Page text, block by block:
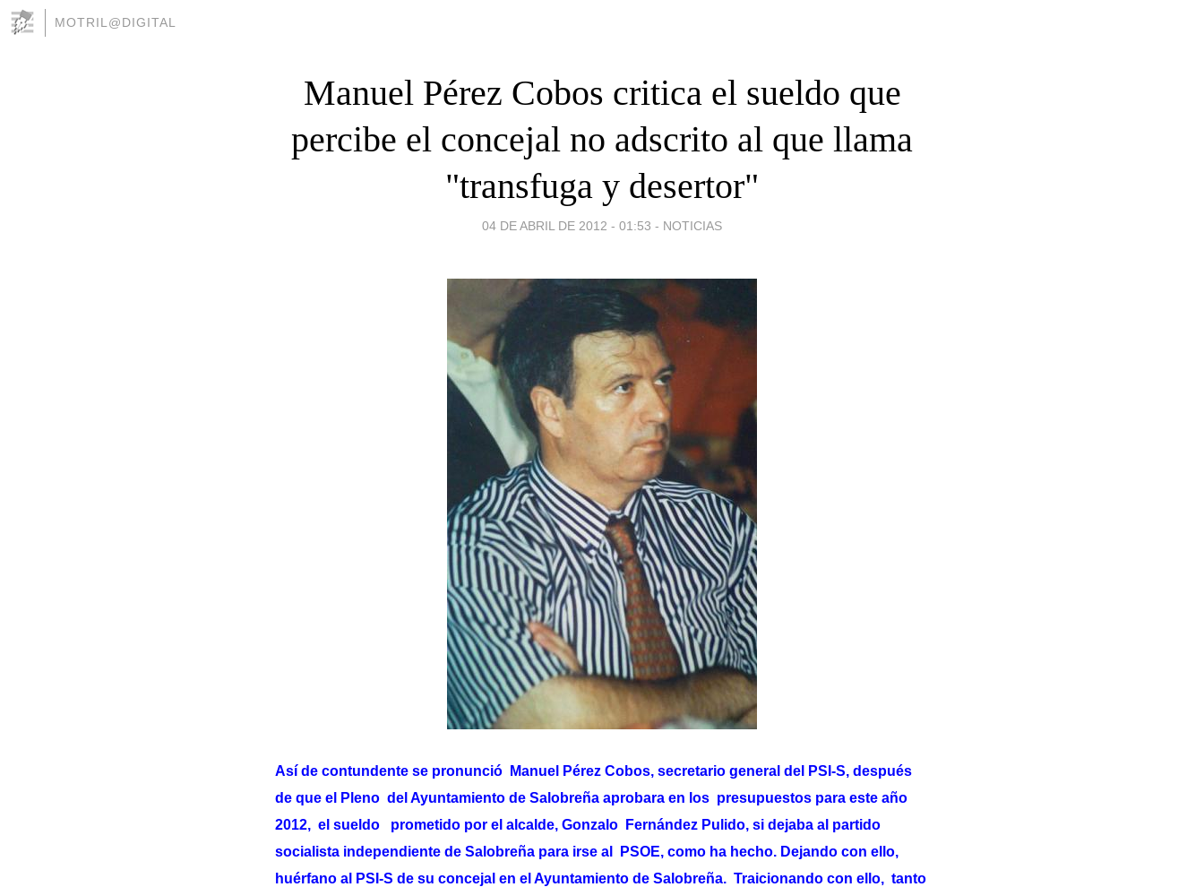
MOTRIL@DIGITAL
Manuel Pérez Cobos critica el sueldo que
percibe el concejal no adscrito al que llama
"transfuga y desertor"
04 DE ABRIL DE 2012 - 01:53 - NOTICIAS
Así de contundente se pronunció Manuel Pérez Cobos, secretario general del PSI-S, después
de que el Pleno del Ayuntamiento de Salobreña aprobara en los presupuestos para este año
2012, el sueldo prometido por el alcalde, Gonzalo Fernández Pulido, si dejaba al partido
socialista independiente de Salobreña para irse al PSOE, como ha hecho. Dejando con ello,
huérfano al PSI-S de su concejal en el Ayuntamiento de Salobreña. Traicionando con ello, tanto